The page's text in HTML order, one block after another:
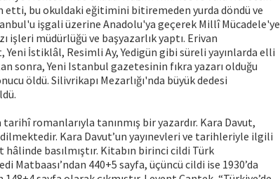
etti, bu okuldaki eğitimini bitiremeden yurda döndü ve
işgali üzerine Anadolu'ya geçerek Millî Mücadele'ye
işleri müdürlüğü ve başyazarlık yaptı. Erivan
İstiklâl, Resimli Ay, Yedigün gibi süreli yayınlarda elli
sonra, Yeni Istanbul gazetesinin fıkra yazarı olduğu
öldü. Silivrikapı Mezarlığı'nda büyük dedesi
romanlarıyla tanınmış bir yazardır. Kara Davut,
Kara Davut’un yayınevleri ve tarihleriyle ilgili
basılmıştır. Kitabın birinci cildi Türk
Matbaası’ndan 440+5 sayfa, üçüncü cildi ise 1930’da